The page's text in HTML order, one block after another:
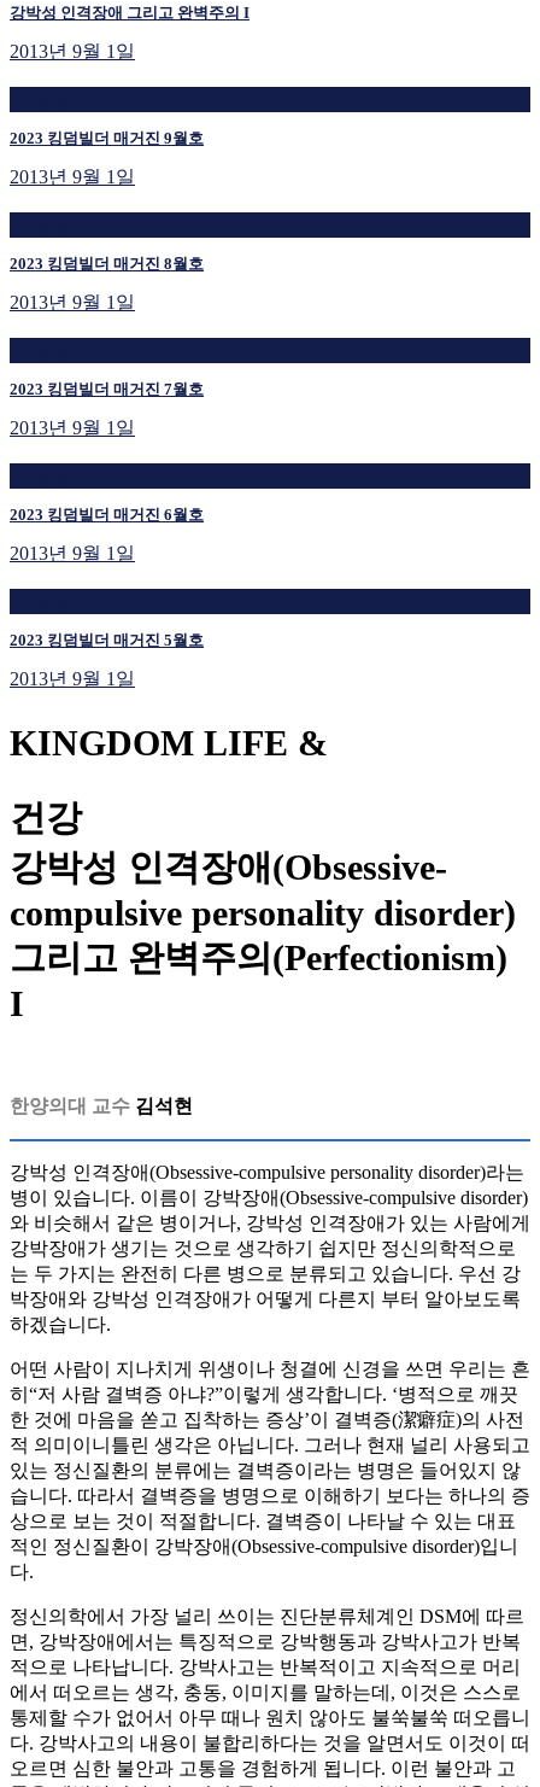
강박성 인격장애 그리고 완벽주의 I
2013년 9월 1일
2023 킹덤빌더 매거진 9월호
2013년 9월 1일
2023 킹덤빌더 매거진 8월호
2013년 9월 1일
2023 킹덤빌더 매거진 7월호
2013년 9월 1일
2023 킹덤빌더 매거진 6월호
2013년 9월 1일
2023 킹덤빌더 매거진 5월호
2013년 9월 1일
KINGDOM LIFE &
건강
강박성 인격장애(Obsessive-
compulsive personality disorder)
그리고 완벽주의(Perfectionism)
I
한양의대 교수 김석현
강박성 인격장애(Obsessive-compulsive personality disorder)라는
병이 있습니다. 이름이 강박장애(Obsessive-compulsive disorder)
와 비슷해서 같은 병이거나, 강박성 인격장애가 있는 사람에게
강박장애가 생기는 것으로 생각하기 쉽지만 정신의학적으로
는 두 가지는 완전히 다른 병으로 분류되고 있습니다. 우선 강
박장애와 강박성 인격장애가 어떻게 다른지 부터 알아보도록
하겠습니다.
어떤 사람이 지나치게 위생이나 청결에 신경을 쓰면 우리는 흔
히“저 사람 결벽증 아냐?”이렇게 생각합니다. ‘병적으로 깨끗
한 것에 마음을 쏟고 집착하는 증상’이 결벽증(潔癖症)의 사전
적 의미이니틀린 생각은 아닙니다. 그러나 현재 널리 사용되고
있는 정신질환의 분류에는 결벽증이라는 병명은 들어있지 않
습니다. 따라서 결벽증을 병명으로 이해하기 보다는 하나의 증
상으로 보는 것이 적절합니다. 결벽증이 나타날 수 있는 대표
적인 정신질환이 강박장애(Obsessive-compulsive disorder)입니
다.
정신의학에서 가장 널리 쓰이는 진단분류체계인 DSM에 따르
면, 강박장애에서는 특징적으로 강박행동과 강박사고가 반복
적으로 나타납니다. 강박사고는 반복적이고 지속적으로 머리
에서 떠오르는 생각, 충동, 이미지를 말하는데, 이것은 스스로
통제할 수가 없어서 아무 때나 원치 않아도 불쑥불쑥 떠오릅니
다. 강박사고의 내용이 불합리하다는 것을 알면서도 이것이 떠
오르면 심한 불안과 고통을 경험하게 됩니다. 이런 불안과 고